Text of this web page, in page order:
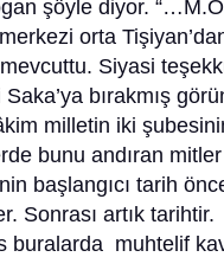
şöyle diyor.
orta
Siyasi
bırakmış
milletin iki
bunu andıran mitler
başlangıcı tarih
Sonrası artık tarihtir.
buralarda muhtelif